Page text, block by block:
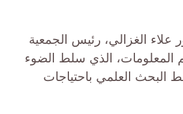
علاء الغزالي، رئيس الجمعية
المعلومات، الذي سلط الضوء
البحث العلمي باحتياجات